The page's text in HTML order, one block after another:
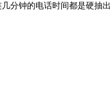
钟的电话时间都是硬抽